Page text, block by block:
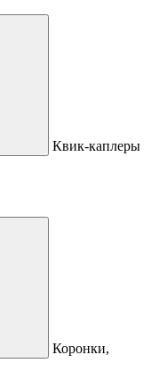
Квик-каплеры
Коронки,